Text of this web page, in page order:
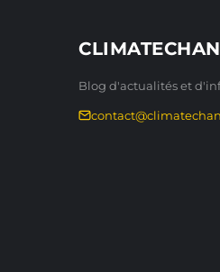
Blog d'actualités et